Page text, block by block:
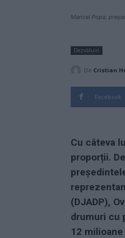
Maricel Popa,
Dezvăluiri
De Cristian
Facebook
Cu câteva
proporții.
(DJADP),
drumuri cu
12